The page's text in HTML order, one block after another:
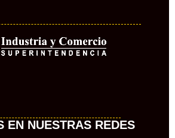
EN NUESTRAS REDES